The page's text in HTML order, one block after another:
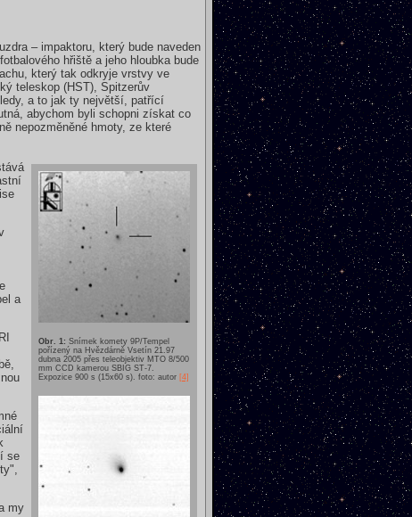
– impaktoru, který bude naveden
hřiště a jeho hloubka bude
který tak odkryje vrstvy ve
teleskop (HST), Spitzerův
a to jak ty největší, patřící
abychom byli schopni získat co
nepozměněné hmoty, ze které
Obr. 1: Snímek komety 9P/Tempel
pořízený na Hvězdárně Vsetín 21.97
dubna 2005 přes teleobjektiv MTO 8/500
mm CCD kamerou SBIG ST-7.
Expozice 900 s (15x60 s). foto: autor [4]
a
se
my